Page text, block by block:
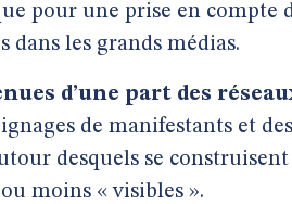
pour une prise en compte
dans les grands médias.
d’une part des
de manifestants et
desquels se
moins « visibles ».